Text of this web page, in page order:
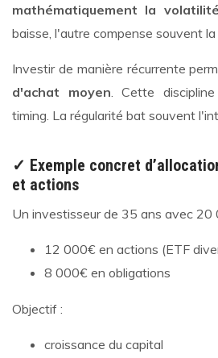
mathématiquement la
baisse, l'autre compense souvent la
Investir de manière récurrente
d'achat moyen . Cette
timing. La régularité bat souvent
✓ Exemple concret
et actions
Un investisseur de 35 ans avec 20
12 000€ en actions (ETF
8 000€ en obligations
Objectif :
croissance du capital